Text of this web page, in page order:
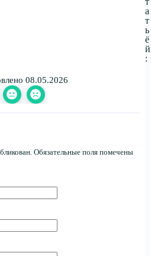
а
т
ь
ё
й
:
08.05.2026
Обязательные поля помечены